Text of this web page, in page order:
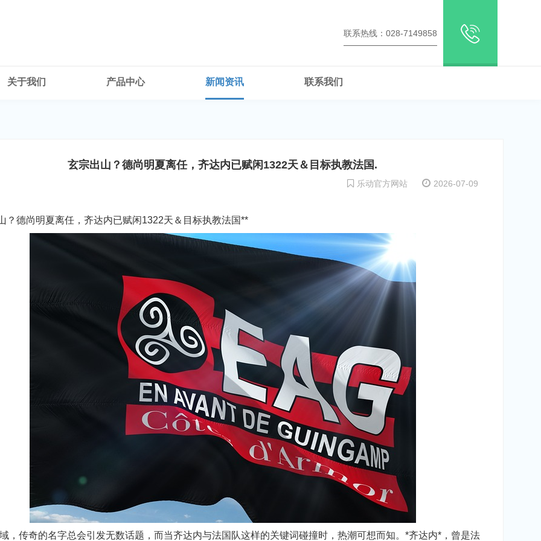
联系热线：028-7149858
关于我们 产品中心 新闻资讯 联系我们
玄宗出山？德尚明夏离任，齐达内已赋闲1322天＆目标执教法国.
乐动官方网站 2026-07-09
？德尚明夏离任，齐达内已赋闲1322天＆目标执教法国**
，传奇的名字总会引发无数话题，而当齐达内与法国队这样的关键词碰撞时，热潮可想而知。*齐达内*，曾是法